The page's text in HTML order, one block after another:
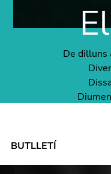
De dilluns
BUTLLETÍ